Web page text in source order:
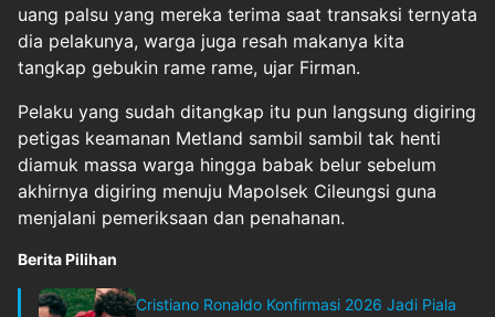
uang palsu yang mereka terima saat transaksi ternyata
dia pelakunya, warga juga resah makanya kita
tangkap gebukin rame rame, ujar Firman.
Pelaku yang sudah ditangkap itu pun langsung digiring
petigas keamanan Metland sambil sambil tak henti
diamuk massa warga hingga babak belur sebelum
akhirnya digiring menuju Mapolsek Cileungsi guna
menjalani pemeriksaan dan penahanan.
Berita Pilihan
Cristiano Ronaldo Konfirmasi 2026 Jadi Piala